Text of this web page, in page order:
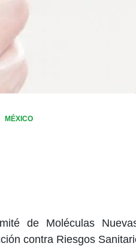
MÉXICO
de Moléculas
contra Riesgos